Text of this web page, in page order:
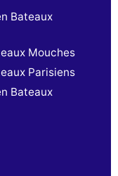
Bateaux
Mouches
Parisiens
Bateaux